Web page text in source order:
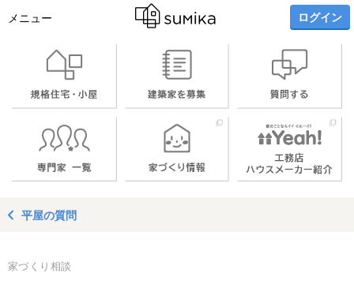
メニュー ログイン
平屋の質問
家づくり相談